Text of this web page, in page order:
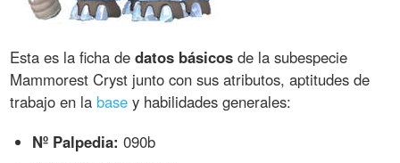
Esta es la ficha dedatos básicos de la subespecie
Mammorest Cryst junto con sus atributos, aptitudes de
trabajo en la base y habilidades generales:
Nº Palpedia: 090b